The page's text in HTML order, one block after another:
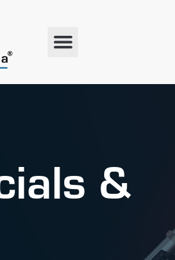
&